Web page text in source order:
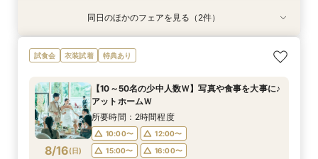
衣装試着 特典あり
8/15(土)
＼神前式をご検討のお二人へ／各神社式＆リアン
神殿見学×和装試着＆人気食べ比べ試食
11:30〜
フェアを予約
衣装試着 特典あり
8/15(土)
人気No,1 ＼初めて見学がおトク★／豪華コース
試食×30,000円GIFT付相談会
10:00〜
12:00〜
15:00〜
16:00〜
同日のほかのフェアを見る（2件）
試食会 衣装試着 特典あり
8/16(日)
【10～50名の少中人数Ｗ】写真や食事を大事に♪
アットホームＷ
所要時間：2時間程度
10:00〜
12:00〜
15:00〜
16:00〜